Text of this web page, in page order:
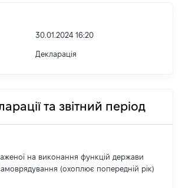
30.01.2024 16:20
Декларація
та звітний період
на виконання функцій держави
(охоплює попередній рік)